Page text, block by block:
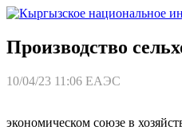
Производство
10/04/23 11:06 ЕАЭС
экономическом союзе в